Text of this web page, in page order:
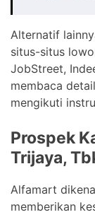
Alternatif
situs-situs
JobStreet,
membaca
mengikuti
Prospek
Trijaya,
Alfamart
memberikan